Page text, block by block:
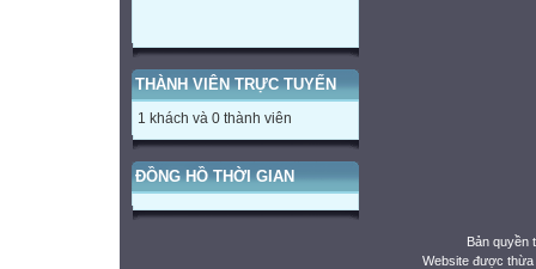
THÀNH VIÊN TRỰC TUYẾN
1 khách và 0 thành viên
ĐỒNG HỒ THỜI GIAN
Bản quyền
Website được